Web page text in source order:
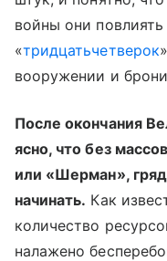
войны они
«тридцатьчетверок
вооружении и
После окончания
ясно, что без
или «Шерман»,
начинать. Как
количество
налажено